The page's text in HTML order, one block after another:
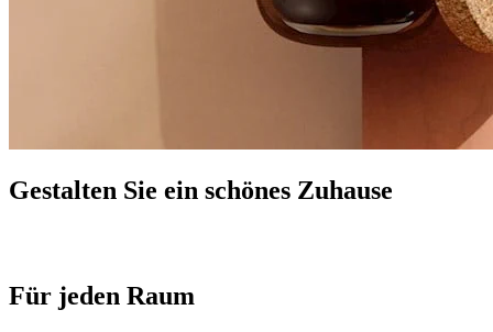
Gestalten Sie ein schönes Zuhause
Für jeden Raum